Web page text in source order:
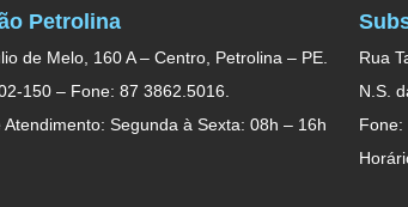
Petrolina
de Melo, 160 A – Centro, Petrolina – PE.
150 – Fone: 87 3862.5016.
Atendimento: Segunda à Sexta: 08h – 16h
Rua
N.S.
Fone: